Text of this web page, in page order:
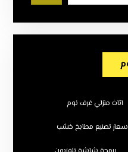
اثاث منزلي غرف نوم
تصنيع مطابخ خشب